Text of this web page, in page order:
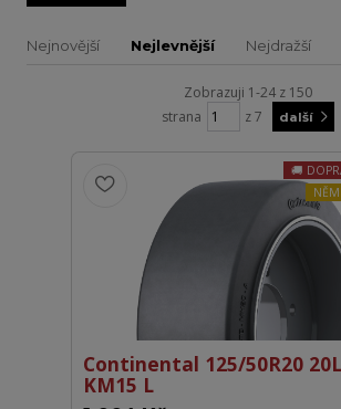
Nejnovější Nejlevnější Nejdražší
Zobrazuji 1-24 z 150
strana
z 7 další
Continental 125/50R20
KM15 L